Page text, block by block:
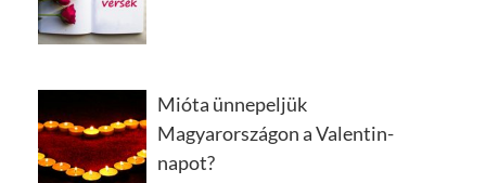
Mióta ünnepeljük
Magyarországon a Valentin-
napot?